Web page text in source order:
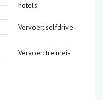
hotels
Vervoer: selfdrive
Vervoer: treinreis